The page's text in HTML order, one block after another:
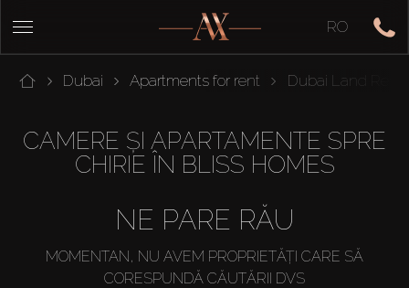
RO
Dubai Apartments for rent Dubai Land
CAMERE ȘI APARTAMENTE SPRE
CHIRIE ÎN BLISS HOMES
NE PARE RĂU
MOMENTAN, NU AVEM PROPRIETĂȚI CARE SĂ
CORESPUNDĂ CĂUTĂRII DVS